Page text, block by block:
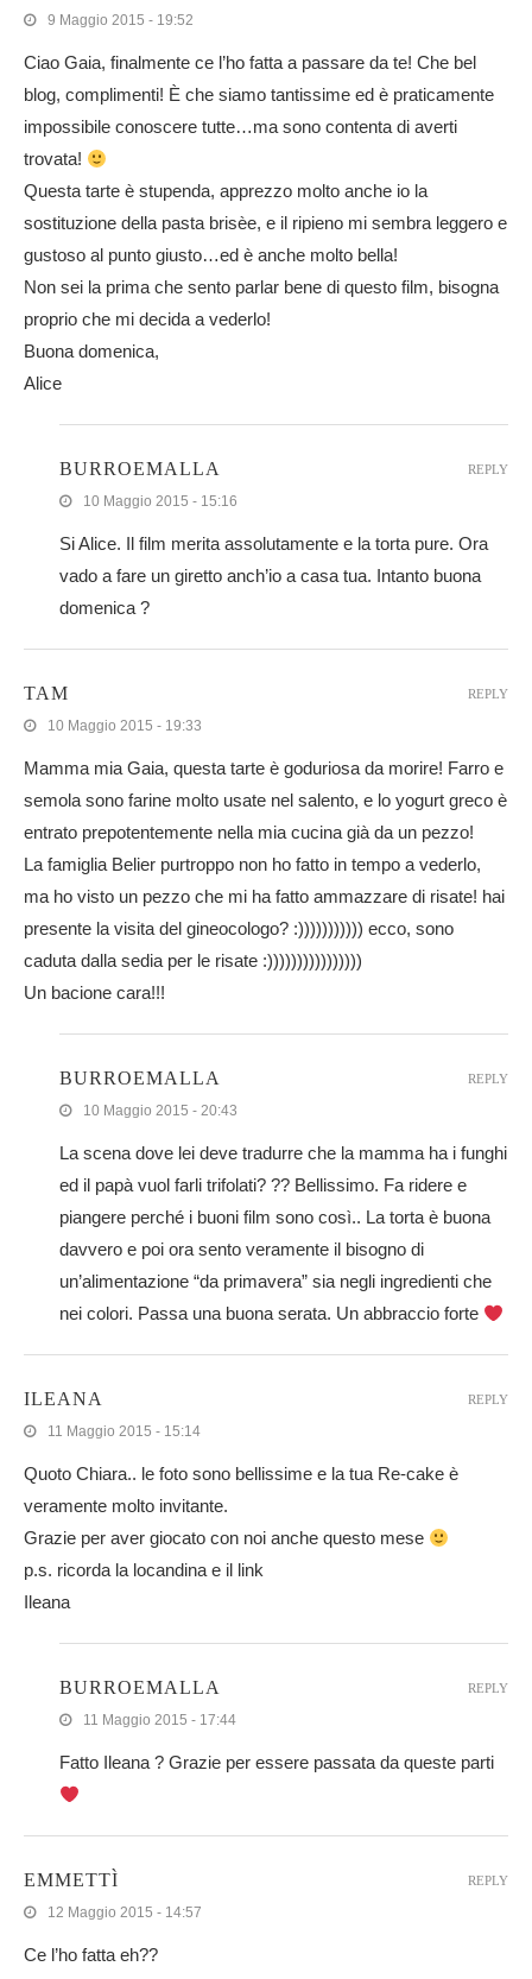
9 Maggio 2015 - 19:52
Ciao Gaia, finalmente ce l’ho fatta a passare da te! Che bel
blog, complimenti! È che siamo tantissime ed è praticamente
impossibile conoscere tutte…ma sono contenta di averti
trovata!
Questa tarte è stupenda, apprezzo molto anche io la
sostituzione della pasta brisèe, e il ripieno mi sembra leggero e
gustoso al punto giusto…ed è anche molto bella!
Non sei la prima che sento parlar bene di questo film, bisogna
proprio che mi decida a vederlo!
Buona domenica,
Alice
BURROEMALLA
10 Maggio 2015 - 15:16
Si Alice. Il film merita assolutamente e la torta pure. Ora
vado a fare un giretto anch’io a casa tua. Intanto buona
domenica ?
REPLY
TAM
10 Maggio 2015 - 19:33
Mamma mia Gaia, questa tarte è goduriosa da morire! Farro e
semola sono farine molto usate nel salento, e lo yogurt greco è
entrato prepotentemente nella mia cucina già da un pezzo!
La famiglia Belier purtroppo non ho fatto in tempo a vederlo,
ma ho visto un pezzo che mi ha fatto ammazzare di risate! hai
presente la visita del gineocologo? :))))))))))) ecco, sono
caduta dalla sedia per le risate :))))))))))))))))
Un bacione cara!!!
REPLY
BURROEMALLA
10 Maggio 2015 - 20:43
La scena dove lei deve tradurre che la mamma ha i funghi
ed il papà vuol farli trifolati? ?? Bellissimo. Fa ridere e
piangere perché i buoni film sono così.. La torta è buona
davvero e poi ora sento veramente il bisogno di
un’alimentazione “da primavera” sia negli ingredienti che
nei colori. Passa una buona serata. Un abbraccio forte
REPLY
ILEANA
11 Maggio 2015 - 15:14
Quoto Chiara.. le foto sono bellissime e la tua Re-cake è
veramente molto invitante.
Grazie per aver giocato con noi anche questo mese
p.s. ricorda la locandina e il link
Ileana
REPLY
BURROEMALLA
11 Maggio 2015 - 17:44
Fatto Ileana ? Grazie per essere passata da queste parti
REPLY
EMMETTÌ
12 Maggio 2015 - 14:57
Ce l’ho fatta eh??
REPLY